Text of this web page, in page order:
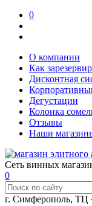
0
О компании
Как
Дисконтная
Дегустации
Колонка
Отзывы
Наши
Сеть винных
0
г. Симферополь, ТЦ